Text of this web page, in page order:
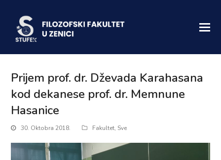
Prijem prof. dr. Dževada Karahasana
kod dekanese prof. dr. Memnune
Hasanice
30. Oktobra 2018. Fakultet, Sve